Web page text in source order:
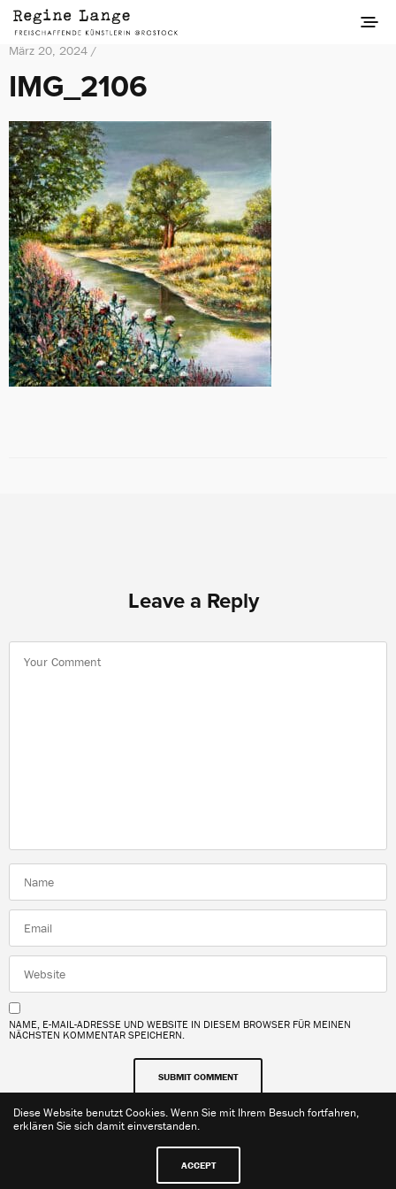
März 20, 2024 /
IMG_2106
Leave a Reply
NAME, E-MAIL-ADRESSE UND WEBSITE IN DIESEM BROWSER FÜR MEINEN
NÄCHSTEN KOMMENTAR SPEICHERN.
Impressum Datenschutzerklärung
Diese Website benutzt Cookies. Wenn Sie mit Ihrem Besuch fortfahren,
erklären Sie sich damit einverstanden.
ACCEPT